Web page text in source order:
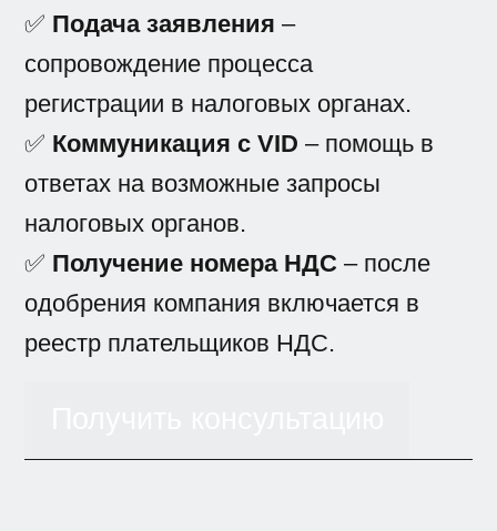
✅ Подача заявления –
сопровождение процесса
регистрации в налоговых органах.
✅ Коммуникация с VID – помощь в
ответах на возможные запросы
налоговых органов.
✅ Получение номера НДС – после
одобрения компания включается в
реестр плательщиков НДС.